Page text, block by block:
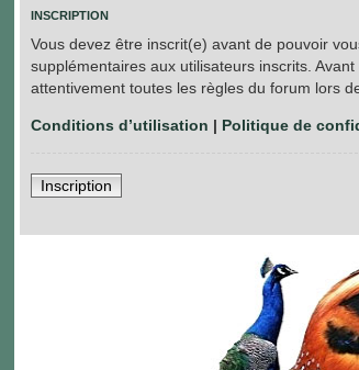
INSCRIPTION
Vous devez être inscrit(e) avant de pouvoir
supplémentaires aux utilisateurs inscrits.
attentivement toutes les règles du forum lors
Conditions d’utilisation | Politique de
Inscription